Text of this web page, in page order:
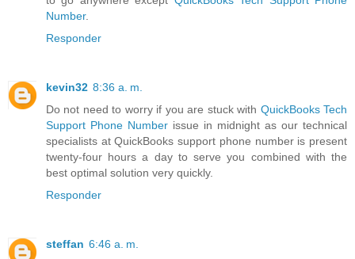
Number.
Responder
kevin32 8:36 a. m.
Do not need to worry if you are stuck with QuickBooks Tech
Support Phone Number issue in midnight as our technical
specialists at QuickBooks support phone number is present
twenty-four hours a day to serve you combined with the
best optimal solution very quickly.
Responder
steffan 6:46 a. m.